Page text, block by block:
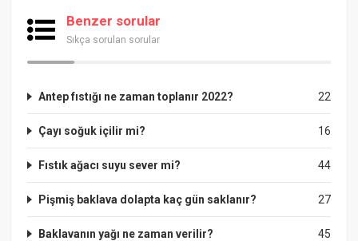
Benzer sorular
Sıkça sorulan sorular
22
Antep fıstığı ne zaman toplanır 2022?
16
Çayı soğuk içilir mi?
44
Fıstık ağacı suyu sever mi?
27
Pişmiş baklava dolapta kaç gün saklanır?
45
Baklavanın yağı ne zaman verilir?